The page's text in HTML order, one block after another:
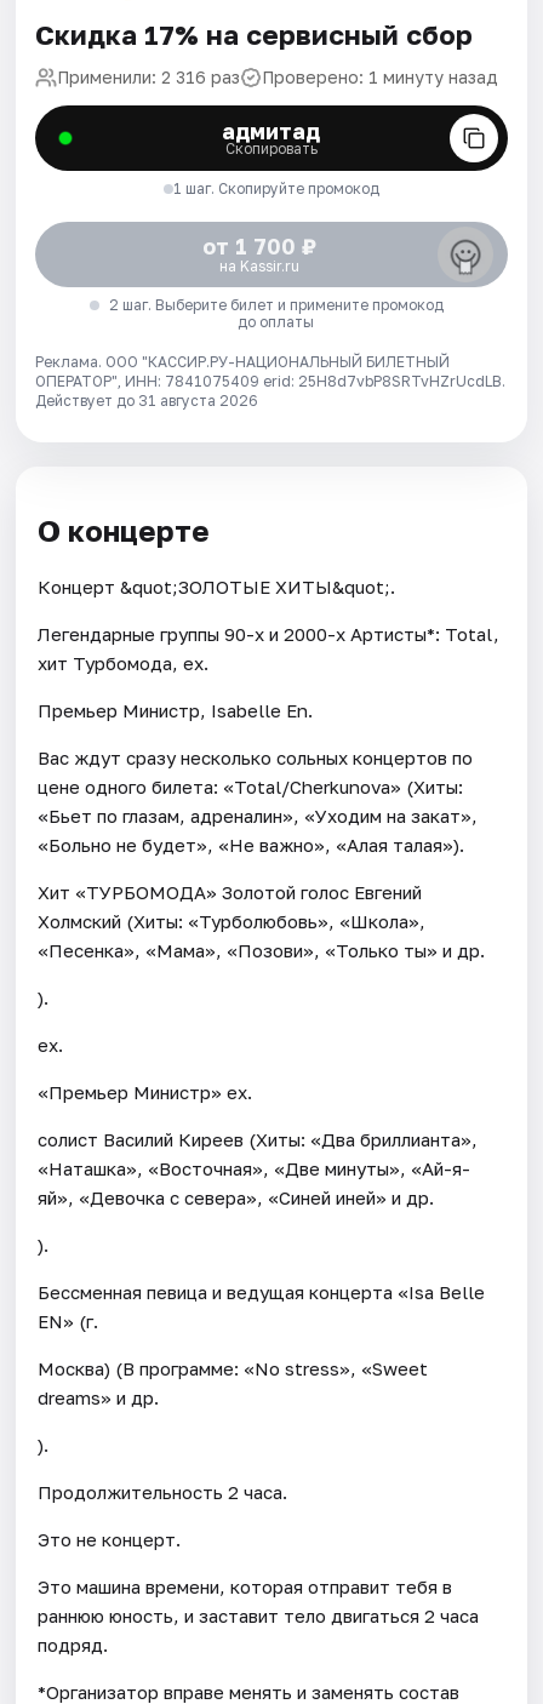
Скидка 17% на сервисный сбор
Применили: 2 316 раз Проверено: 1 минуту назад
адмитад
Скопировать
1 шаг. Скопируйте промокод
от 1 700 ₽
на Kassir.ru
2 шаг. Выберите билет и примените промокод
до оплаты
Реклама. ООО "КАССИР.РУ-НАЦИОНАЛЬНЫЙ БИЛЕТНЫЙ
ОПЕРАТОР", ИНН: 7841075409 erid: 25H8d7vbP8SRTvHZrUcdLB.
Действует до 31 августа 2026
О концерте
Концерт &quot;ЗОЛОТЫЕ ХИТЫ&quot;.
Легендарные группы 90-х и 2000-х Артисты*: Total,
хит Турбомода, ex.
Премьер Министр, Isabelle En.
Вас ждут сразу несколько сольных концертов по
цене одного билета: «Total/Cherkunova» (Хиты:
«Бьет по глазам, адреналин», «Уходим на закат»,
«Больно не будет», «Не важно», «Алая талая»).
Хит «ТУРБОМОДА» Золотой голос Евгений
Холмский (Хиты: «Турболюбовь», «Школа»,
«Песенка», «Мама», «Позови», «Только ты» и др.
).
ex.
«Премьер Министр» ex.
солист Василий Киреев (Хиты: «Два бриллианта»,
«Наташка», «Восточная», «Две минуты», «Ай-я-
яй», «Девочка с севера», «Синей иней» и др.
).
Бессменная певица и ведущая концерта «Isa Belle
EN» (г.
Москва) (В программе: «No stress», «Sweet
dreams» и др.
).
Продолжительность 2 часа.
Это не концерт.
Это машина времени, которая отправит тебя в
раннюю юность, и заставит тело двигаться 2 часа
подряд.
*Организатор вправе менять и заменять состав